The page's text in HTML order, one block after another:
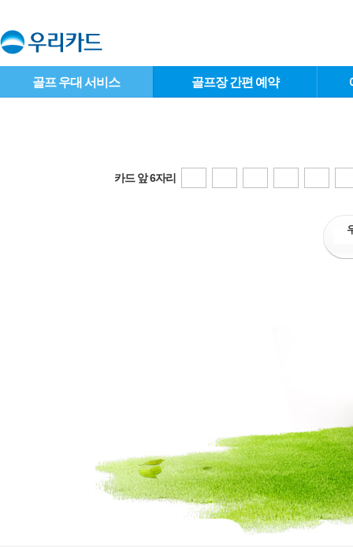
골프 우대 서비스 골프장 간편 예약
카드 앞 6자리